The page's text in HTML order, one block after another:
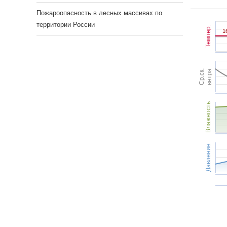
Темпер.
Ср.ск.ветра
Влажность
Давление
Пожароопасность в лесных массивах по
территории России